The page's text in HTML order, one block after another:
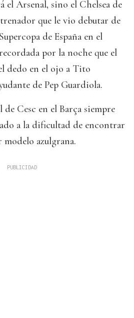
el Arsenal, sino el Chelsea de
que le vio debutar de
de España en el
por la noche que el
dedo en el ojo a Tito
de Pep Guardiola.
de Cesc en el Barça siempre
a la dificultad de encontrar
azulgrana.